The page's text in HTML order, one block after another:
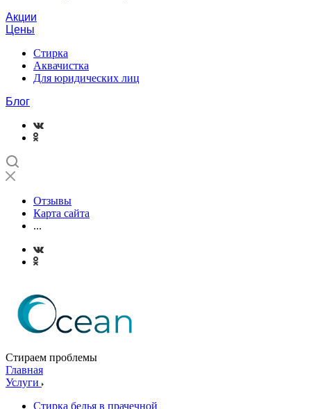
Акции
Цены
Стирка
Аквачистка
Для юридических лиц
Блог
Отзывы
Карта сайта
...
Стираем проблемы
Главная
Услуги
Стирка белья в прачечной